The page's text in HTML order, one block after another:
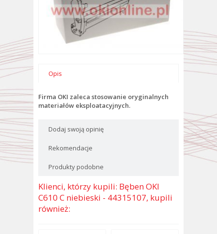
Opis
Firma OKI zaleca stosowanie oryginalnych
materiałów eksploatacyjnych.
Dodaj swoją opinię
Rekomendacje
Produkty podobne
Klienci, którzy kupili: Bęben OKI
C610 C niebieski - 44315107, kupili
również: